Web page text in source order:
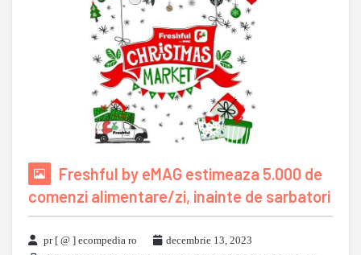
Freshful by eMAG estimeaza 5.000 de
comenzi alimentare/zi, inainte de sarbatori
pr [ @ ] ecompedia ro
decembrie 13, 2023